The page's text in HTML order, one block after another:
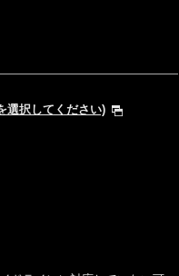
選択してください)